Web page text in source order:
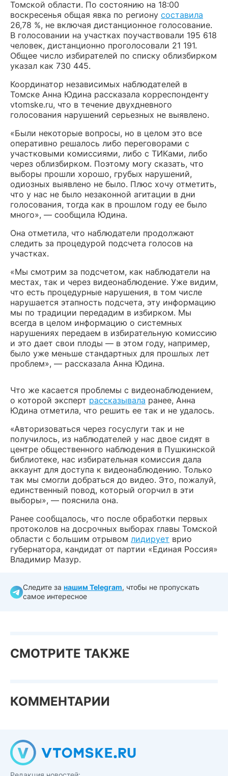
Томской области. По состоянию на 18:00
воскресенья общая явка по региону составила
26,78 %, не включая дистанционное голосование.
В голосовании на участках поучаствовали 195 618
человек, дистанционно проголосовали 21 191.
Общее число избирателей по списку облизбирком
указал как 730 445.
Координатор независимых наблюдателей в
Томске Анна Юдина рассказала корреспонденту
vtomske.ru, что в течение двухдневного
голосования нарушений серьезных не выявлено.
«Были некоторые вопросы, но в целом это все
оперативно решалось либо переговорами с
участковыми комиссиями, либо с ТИКами, либо
через облизбирком. Поэтому могу сказать, что
выборы прошли хорошо, грубых нарушений,
одиозных выявлено не было. Плюс хочу отметить,
что у нас не было незаконной агитации в дни
голосования, тогда как в прошлом году ее было
много», — сообщила Юдина.
Она отметила, что наблюдатели продолжают
следить за процедурой подсчета голосов на
участках.
«Мы смотрим за подсчетом, как наблюдатели на
местах, так и через видеонаблюдение. Уже видим,
что есть процедурные нарушения, в том числе
нарушается этапность подсчета, эту информацию
мы по традиции передадим в избирком. Мы
всегда в целом информацию о системных
нарушениях передаем в избирательную комиссию
и это дает свои плоды — в этом году, например,
было уже меньше стандартных для прошлых лет
проблем», — рассказала Анна Юдина.
Что же касается проблемы с видеонаблюдением,
о которой эксперт рассказывала ранее, Анна
Юдина отметила, что решить ее так и не удалось.
«Авторизоваться через госуслуги так и не
получилось, из наблюдателей у нас двое сидят в
центре общественного наблюдения в Пушкинской
библиотеке, нас избирательная комиссия дала
аккаунт для доступа к видеонаблюдению. Только
так мы смогли добраться до видео. Это, пожалуй,
единственный повод, который огорчил в эти
выборы», — пояснила она.
Ранее сообщалось, что после обработки первых
протоколов на досрочных выборах главы Томской
области с большим отрывом лидирует врио
губернатора, кандидат от партии «Единая Россия»
Владимир Мазур.
Следите за нашим Telegram, чтобы не пропускать
самое интересное
СМОТРИТЕ ТАКЖЕ
КОММЕНТАРИИ